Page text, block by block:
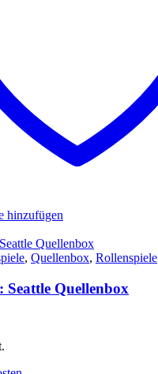
hinzufügen
, Quellenbox, Rollenspiele
Seattle Quellenbox